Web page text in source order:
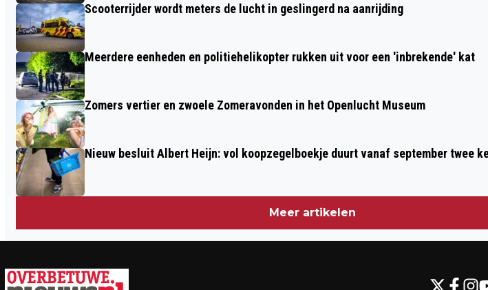
Scooterrijder wordt meters de lucht in geslingerd na aanrijding
Meerdere eenheden en politiehelikopter rukken uit voor een 'inbrekende' kat
Zomers vertier en zwoele Zomeravonden in het Openlucht Museum
Nieuw besluit Albert Heijn: vol koopzegelboekje duurt vanaf september twee
Meer artikelen